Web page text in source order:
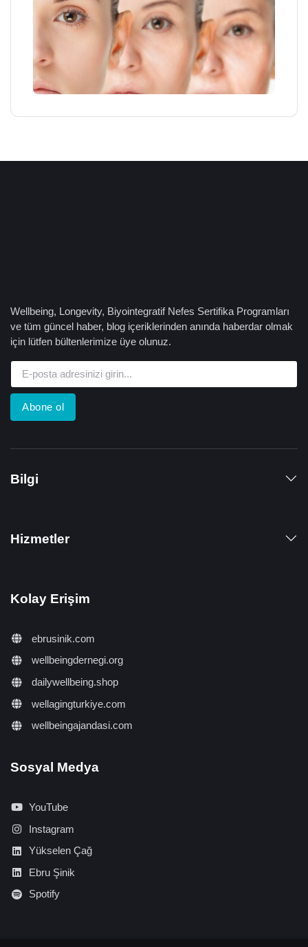
Wellbeing, Longevity, Biyointegratif Nefes Sertifika Programları
ve tüm güncel haber, blog içeriklerinden anında haberdar olmak
için lütfen bültenlerimize üye olunuz.
Abone ol
Bilgi
Hizmetler
Kolay Erişim
ebrusinik.com
wellbeingdernegi.org
dailywellbeing.shop
wellagingturkiye.com
wellbeingajandasi.com
Sosyal Medya
YouTube
Instagram
Yükselen Çağ
Ebru Şinik
Spotify